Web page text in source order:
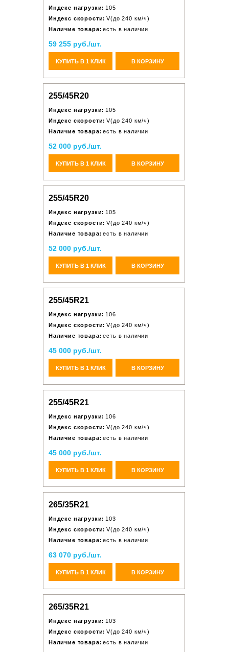
Индекс нагрузки: 105
Индекс скорости: V(до 240 км/ч)
Наличие товара: есть в наличии
59 255 руб./шт.
КУПИТЬ В 1 КЛИК В КОРЗИНУ
255/45R20
Индекс нагрузки: 105
Индекс скорости: V(до 240 км/ч)
Наличие товара: есть в наличии
52 000 руб./шт.
КУПИТЬ В 1 КЛИК В КОРЗИНУ
255/45R20
Индекс нагрузки: 105
Индекс скорости: V(до 240 км/ч)
Наличие товара: есть в наличии
52 000 руб./шт.
КУПИТЬ В 1 КЛИК В КОРЗИНУ
255/45R21
Индекс нагрузки: 106
Индекс скорости: V(до 240 км/ч)
Наличие товара: есть в наличии
45 000 руб./шт.
КУПИТЬ В 1 КЛИК В КОРЗИНУ
255/45R21
Индекс нагрузки: 106
Индекс скорости: V(до 240 км/ч)
Наличие товара: есть в наличии
45 000 руб./шт.
КУПИТЬ В 1 КЛИК В КОРЗИНУ
265/35R21
Индекс нагрузки: 103
Индекс скорости: V(до 240 км/ч)
Наличие товара: есть в наличии
63 070 руб./шт.
КУПИТЬ В 1 КЛИК В КОРЗИНУ
265/35R21
Индекс нагрузки: 103
Индекс скорости: V(до 240 км/ч)
Наличие товара: есть в наличии